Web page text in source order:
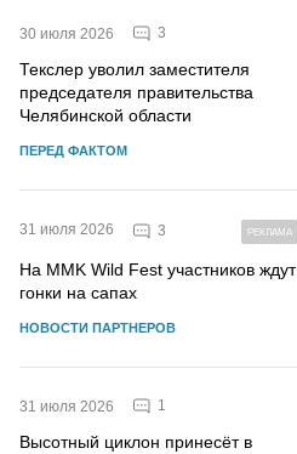
30 июля 2026 3
Текслер уволил заместителя
председателя правительства
Челябинской области
ПЕРЕД ФАКТОМ
31 июля 2026 3 РЕКЛАМА
На MMK Wild Fest участников ждут
гонки на сапах
НОВОСТИ ПАРТНЕРОВ
31 июля 2026 1
Высотный циклон принесёт в